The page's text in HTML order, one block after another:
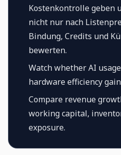
Kostenkontrolle geben
nicht nur nach
Bindung, Credits und
bewerten.
Watch whether AI
hardware efficiency
Compare revenue
working capital,
exposure.